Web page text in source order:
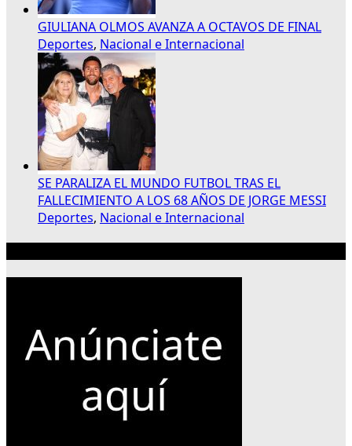
GIULIANA OLMOS AVANZA A OCTAVOS DE FINAL
Deportes, Nacional e Internacional
SE PARALIZA EL MUNDO FUTBOL TRAS EL
FALLECIMIENTO A LOS 68 AÑOS DE JORGE MESSI
Deportes, Nacional e Internacional